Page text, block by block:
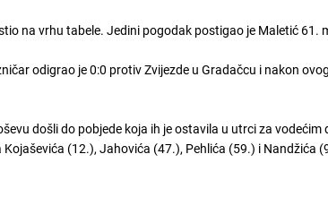
na vrhu tabele. Jedini pogodak postigao je Maletić 61.
odigrao je 0:0 protiv Zvijezde u Gradačcu i nakon
došli do pobjede koja ih je ostavila u utrci za vodećim
(12.), Jahovića (47.), Pehlića (59.) i Nandžića